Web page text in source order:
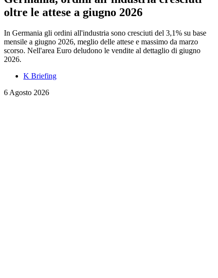
oltre le attese a giugno 2026
In Germania gli ordini all'industria sono cresciuti del 3,1% su base
mensile a giugno 2026, meglio delle attese e massimo da marzo
scorso. Nell'area Euro deludono le vendite al dettaglio di giugno
2026.
K Briefing
6 Agosto 2026